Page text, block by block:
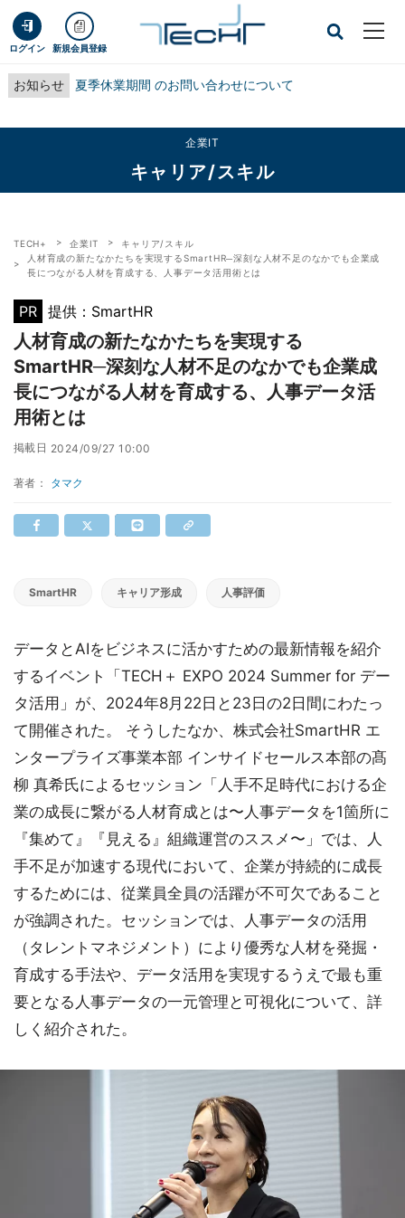
ログイン 新規会員登録
お知らせ 夏季休業期間 のお問い合わせについて
企業IT
キャリア/スキル
TECH+ 企業IT
キャリア/スキル
人材育成の新たなかたちを実現するSmartHR─深刻な人材不足のなかでも企業成
長につながる人材を育成する、人事データ活用術とは
PR 提供：SmartHR
人材育成の新たなかたちを実現する
SmartHR─深刻な人材不足のなかでも企業成
長につながる人材を育成する、人事データ活
用術とは
掲載日 2024/09/27 10:00
著者： タマク
SmartHR キャリア形成 人事評価
データとAIをビジネスに活かすための最新情報を紹介
するイベント「TECH＋ EXPO 2024 Summer for デー
タ活用」が、2024年8月22日と23日の2日間にわたっ
て開催された。 そうしたなか、株式会社SmartHR エ
ンタープライズ事業本部 インサイドセールス本部の髙
柳 真希氏によるセッション「人手不足時代における企
業の成長に繋がる人材育成とは〜人事データを1箇所に
『集めて』『見える』組織運営のススメ〜」では、人
手不足が加速する現代において、企業が持続的に成長
するためには、従業員全員の活躍が不可欠であること
が強調された。セッションでは、人事データの活用
（タレントマネジメント）により優秀な人材を発掘・
育成する手法や、データ活用を実現するうえで最も重
要となる人事データの一元管理と可視化について、詳
しく紹介された。